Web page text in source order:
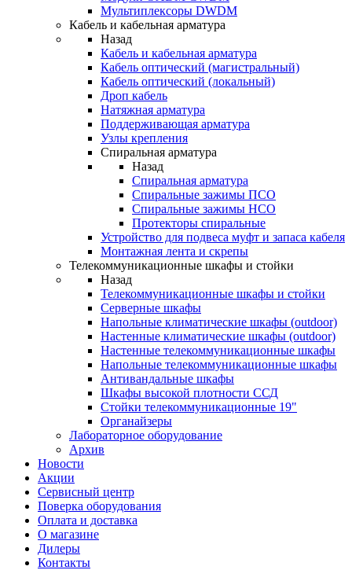
Мультиплексоры DWDM
Кабель и кабельная арматура
Назад
Кабель и кабельная арматура
Кабель оптический (магистральный)
Кабель оптический (локальный)
Дроп кабель
Натяжная арматура
Поддерживающая арматура
Узлы крепления
Спиральная арматура
Назад
Спиральная арматура
Спиральные зажимы ПСО
Спиральные зажимы НСО
Протекторы спиральные
Устройство для подвеса муфт и запаса кабеля
Монтажная лента и скрепы
Телекоммуникационные шкафы и стойки
Назад
Телекоммуникационные шкафы и стойки
Серверные шкафы
Напольные климатические шкафы (outdoor)
Настенные климатические шкафы (outdoor)
Настенные телекоммуникационные шкафы
Напольные телекоммуникационные шкафы
Антивандальные шкафы
Шкафы высокой плотности ССД
Стойки телекоммуникационные 19"
Органайзеры
Лабораторное оборудование
Архив
Новости
Акции
Сервисный центр
Поверка оборудования
Оплата и доставка
О магазине
Дилеры
Контакты